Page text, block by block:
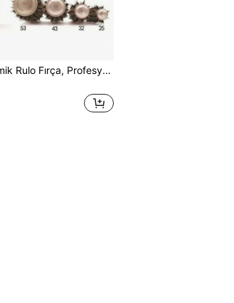
1 adet Seramik Rulo Fırça, Profesyonel Saç Şekillendirme Fırçası, Antistatik Alüminyum Tüp, Tüm Saç Tiplerine Uygun, Okula Dönüş, Seyahat Tatili Temel Gereçleri, Kadınlar İçin Saç Aksesuarları, Fırça, Saç Fırçaları, Kenar Fırçası, Saç Fırçası, Saç Tarağı, Saç Tarağı, Saç Açma Fırçası, Top Fırça, Mini Saç Fırçası, Saç Fırçası Seti, Ahşap Tarak, Saç Fırçası, Tarak, Düz Arka Fırça, Saç Fırçası, Kenar Fırçası, Saç Fırçası, Saç Fırçası, Saç Fırçası Seti, Tarak Saç, Mini Saç Fırçası, Düz Arka Fırça, Saç Ürünleri, Saç Aletleri, Saç Gereçleri, Saç Bakımı, Kıvırcık Saç Fırçası, Berber, Berber Aksesuarları, Kuaförlük Ekipmanları, Seyahat Temel Gereçleri, Seyahat Temel Gereçleri, Saç Modeli, Kuaförlük, Saç Fırçası, Düz Arka Fırça, Şekillendirme Fırçası, Kıvırcık Saç Fırçası, Kenar Fırçası, Saç Tarağı, Saç Fırçası Seti, Saç Tarak, Bukleler İçin Tarak, Düz Arka Fırça, Kadınlar İçin Saç Fırçası, Saç, Seyahat, Saç Ürünleri, Saç Aletleri, Saç Eşyalar, Berber, Berber Aksesuarları, Berber Dükkanı, Kuafö